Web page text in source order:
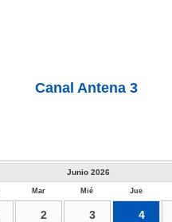
Canal Antena 3
Junio 2026
Mar Mié Jue
2 3 4